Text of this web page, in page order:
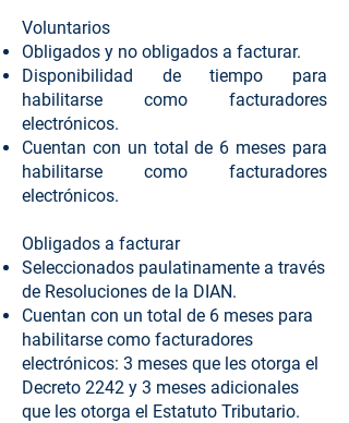
Voluntarios
Obligados y no obligados a facturar.
Disponibilidad de tiempo para
habilitarse como facturadores
electrónicos.
Cuentan con un total de 6 meses para
habilitarse como facturadores
electrónicos.
Obligados a facturar
Seleccionados paulatinamente a través
de Resoluciones de la DIAN.
Cuentan con un total de 6 meses para
habilitarse como facturadores
electrónicos: 3 meses que les otorga el
Decreto 2242 y 3 meses adicionales
que les otorga el Estatuto Tributario.